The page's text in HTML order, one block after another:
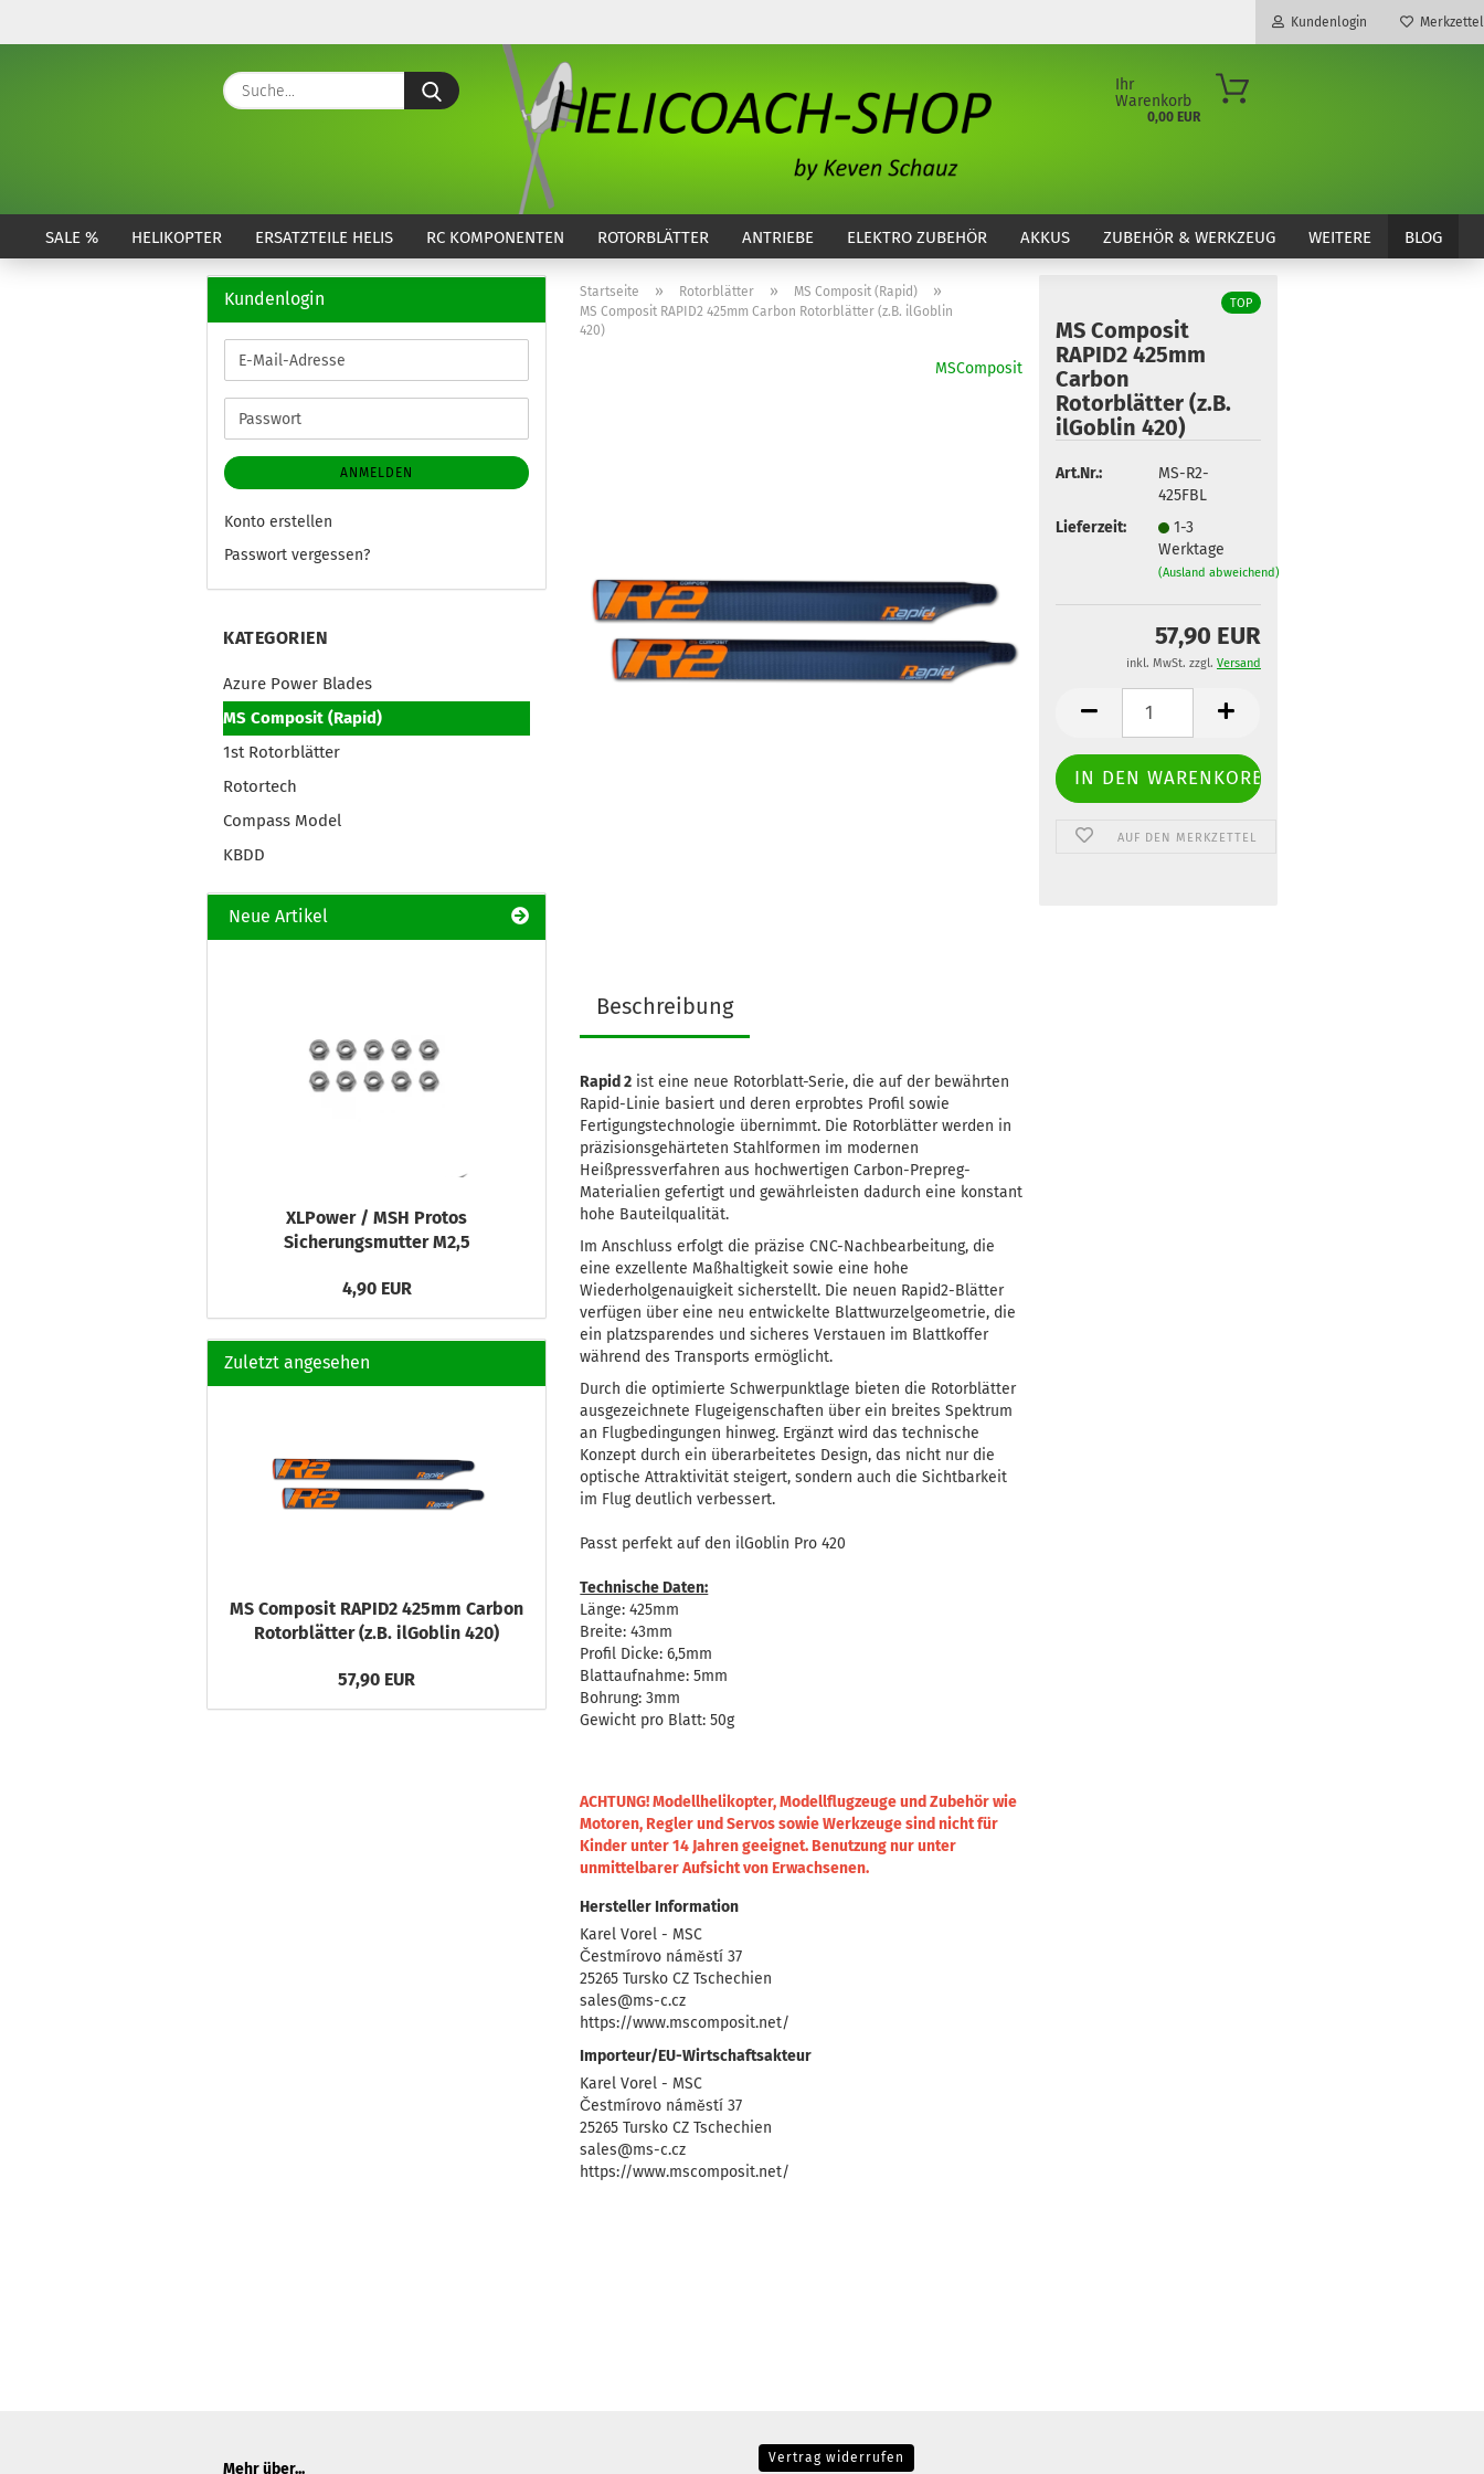
Kundenlogin
Konto erstellen
Passwort vergessen?
Merkzettel
Suche...
Ihr
Warenkorb
0,00 EUR
SALE % HELIKOPTER ERSATZTEILE HELIS RC KOMPONENTEN ROTORBLÄTTER ANTRIEBE ELEKTRO ZUBEHÖR AKKUS ZUBEHÖR & WERKZEUG BLOG
WEITERE
Startseite » Rotorblätter » MS Composit (Rapid) »
MS Composit RAPID2 425mm Carbon Rotorblätter (z.B. ilGoblin
420)
MSComposit
TOP
MS Composit
RAPID2 425mm
Carbon
Rotorblätter (z.B.
ilGoblin 420)
Art.Nr.:
MS-R2-
425FBL
Lieferzeit:
1-3
Werktage
(Ausland abweichend)
57,90 EUR
inkl. MwSt. zzgl. Versand
AUF DEN MERKZETTEL
Beschreibung
Rapid 2 ist eine neue Rotorblatt-Serie, die auf der bewährten
Rapid-Linie basiert und deren erprobtes Profil sowie
Fertigungstechnologie übernimmt. Die Rotorblätter werden in
präzisionsgehärteten Stahlformen im modernen
Heißpressverfahren aus hochwertigen Carbon-Prepreg-
Materialien gefertigt und gewährleisten dadurch eine konstant
hohe Bauteilqualität.
Im Anschluss erfolgt die präzise CNC-Nachbearbeitung, die
eine exzellente Maßhaltigkeit sowie eine hohe
Wiederholgenauigkeit sicherstellt. Die neuen Rapid2-Blätter
verfügen über eine neu entwickelte Blattwurzelgeometrie, die
ein platzsparendes und sicheres Verstauen im Blattkoffer
während des Transports ermöglicht.
Durch die optimierte Schwerpunktlage bieten die Rotorblätter
ausgezeichnete Flugeigenschaften über ein breites Spektrum
an Flugbedingungen hinweg. Ergänzt wird das technische
Konzept durch ein überarbeitetes Design, das nicht nur die
optische Attraktivität steigert, sondern auch die Sichtbarkeit
im Flug deutlich verbessert.
Passt perfekt auf den ilGoblin Pro 420
Technische Daten:
Länge: 425mm
Breite: 43mm
Profil Dicke: 6,5mm
Blattaufnahme: 5mm
Bohrung: 3mm
Gewicht pro Blatt: 50g
ACHTUNG! Modellhelikopter, Modellflugzeuge und Zubehör wie
Motoren, Regler und Servos sowie Werkzeuge sind nicht für
Kinder unter 14 Jahren geeignet. Benutzung nur unter
unmittelbarer Aufsicht von Erwachsenen.
Hersteller Information
Karel Vorel - MSC
Čestmírovo náměstí 37
25265 Tursko CZ Tschechien
sales@ms-c.cz
https://www.mscomposit.net/
Importeur/EU-Wirtschaftsakteur
Karel Vorel - MSC
Čestmírovo náměstí 37
25265 Tursko CZ Tschechien
sales@ms-c.cz
https://www.mscomposit.net/
Kundenlogin
E-
Mail-
Adresse
Passwort
ANMELDEN
Konto erstellen
Passwort vergessen?
KATEGORIEN
Azure Power Blades
MS Composit (Rapid)
1st Rotorblätter
Rotortech
Compass Model
KBDD
Neue Artikel
XLPower / MSH Protos
Sicherungsmutter M2,5
4,90 EUR
Zuletzt angesehen
MS Composit RAPID2 425mm Carbon
Rotorblätter (z.B. ilGoblin 420)
57,90 EUR
Mehr über...
Vertrag widerrufen